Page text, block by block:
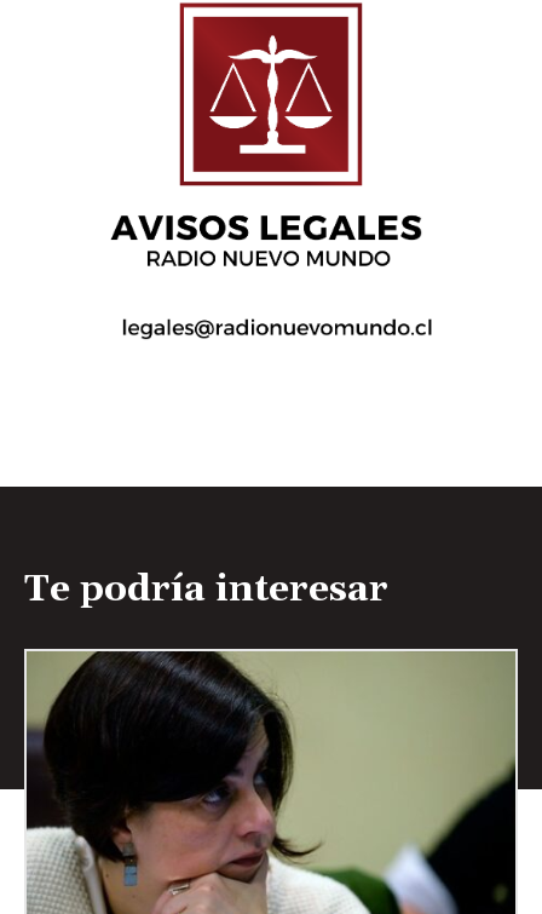
Te podría interesar